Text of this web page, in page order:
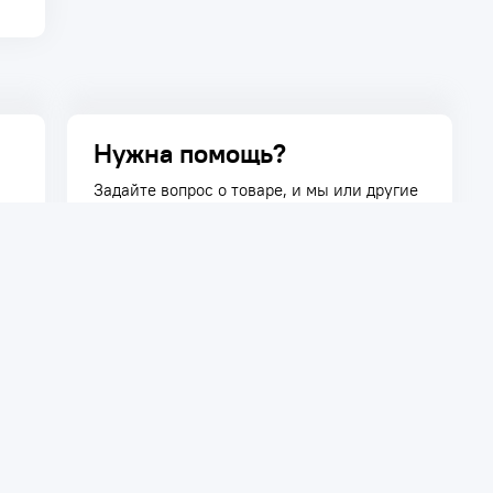
Нужна помощь?
Задайте вопрос о товаре, и мы или другие